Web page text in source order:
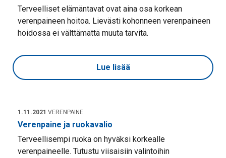
Terveelliset elämäntavat ovat aina osa korkean
verenpaineen hoitoa. Lievästi kohonneen verenpaineen
hoidossa ei välttämättä muuta tarvita.
Lue lisää
1.11.2021 VERENPAINE
Verenpaine ja ruokavalio
Terveellisempi ruoka on hyväksi korkealle
verenpaineelle. Tutustu viisaisiin valintoihin